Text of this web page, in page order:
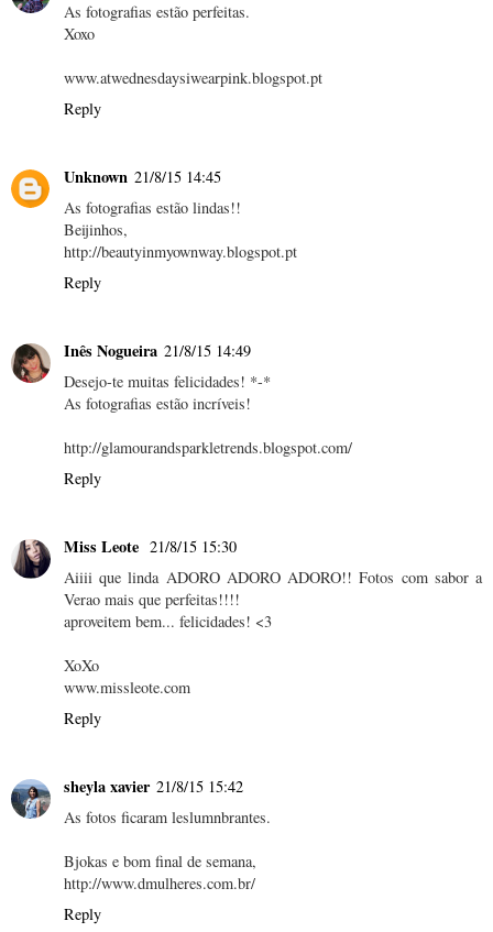
As fotografias estão perfeitas.
Xoxo
www.atwednesdaysiwearpink.blogspot.pt
Reply
Unknown 21/8/15 14:45
As fotografias estão lindas!!
Beijinhos,
http://beautyinmyownway.blogspot.pt
Reply
Inês Nogueira 21/8/15 14:49
Desejo-te muitas felicidades! *-*
As fotografias estão incríveis!
http://glamourandsparkletrends.blogspot.com/
Reply
Miss Leote 21/8/15 15:30
Aiiii que linda ADORO ADORO ADORO!! Fotos com sabor a
Verao mais que perfeitas!!!!
aproveitem bem... felicidades! <3
XoXo
www.missleote.com
Reply
sheyla xavier 21/8/15 15:42
As fotos ficaram leslumnbrantes.
Bjokas e bom final de semana,
http://www.dmulheres.com.br/
Reply